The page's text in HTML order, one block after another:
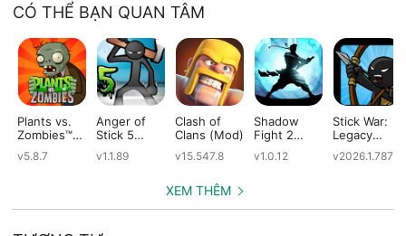
CÓ THỂ BẠN QUAN TÂM
Plants vs.
Zombies™
v5.8.7
Anger of
Stick 5
v1.1.89
Clash of
Clans (Mod)
v15.547.8
Shadow
Fight 2
Edition
v1.0.12
Stick War:
Legacy
v2026.1.787
XEM THÊM